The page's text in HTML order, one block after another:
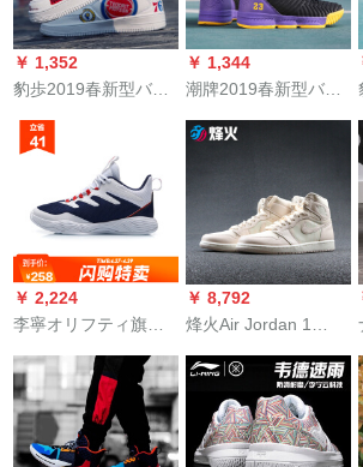
クラブクラブクラブ
クラブクラブクラブts
AQ 9129 AQ 9129-
2637.5
2108黒の紫の41
￥ 1,352
豹歩2019春新型バー
ツ8012白41
￥ 1,344
潮牌2019春新型バー
2108黒紫41
￥ 2,224
李寧オリフティ旗艦
ーボットABCP 033-
1/-2紺青/標準白42
￥ 8,792
烽火Air Jordan 1
弾の幕文字555088
858588-801煙台LL 2
倉現物42.5